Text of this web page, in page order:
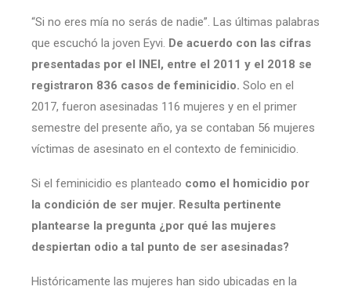
“Si no eres mía no serás de nadie”. Las últimas palabras
que escuchó la joven Eyvi. De acuerdo con las cifras
presentadas por el INEI, entre el 2011 y el 2018 se
registraron 836 casos de feminicidio. Solo en el
2017, fueron asesinadas 116 mujeres y en el primer
semestre del presente año, ya se contaban 56 mujeres
víctimas de asesinato en el contexto de feminicidio.
Si el feminicidio es planteado como el homicidio por
la condición de ser mujer. Resulta pertinente
plantearse la pregunta ¿por qué las mujeres
despiertan odio a tal punto de ser asesinadas?
Históricamente las mujeres han sido ubicadas en la